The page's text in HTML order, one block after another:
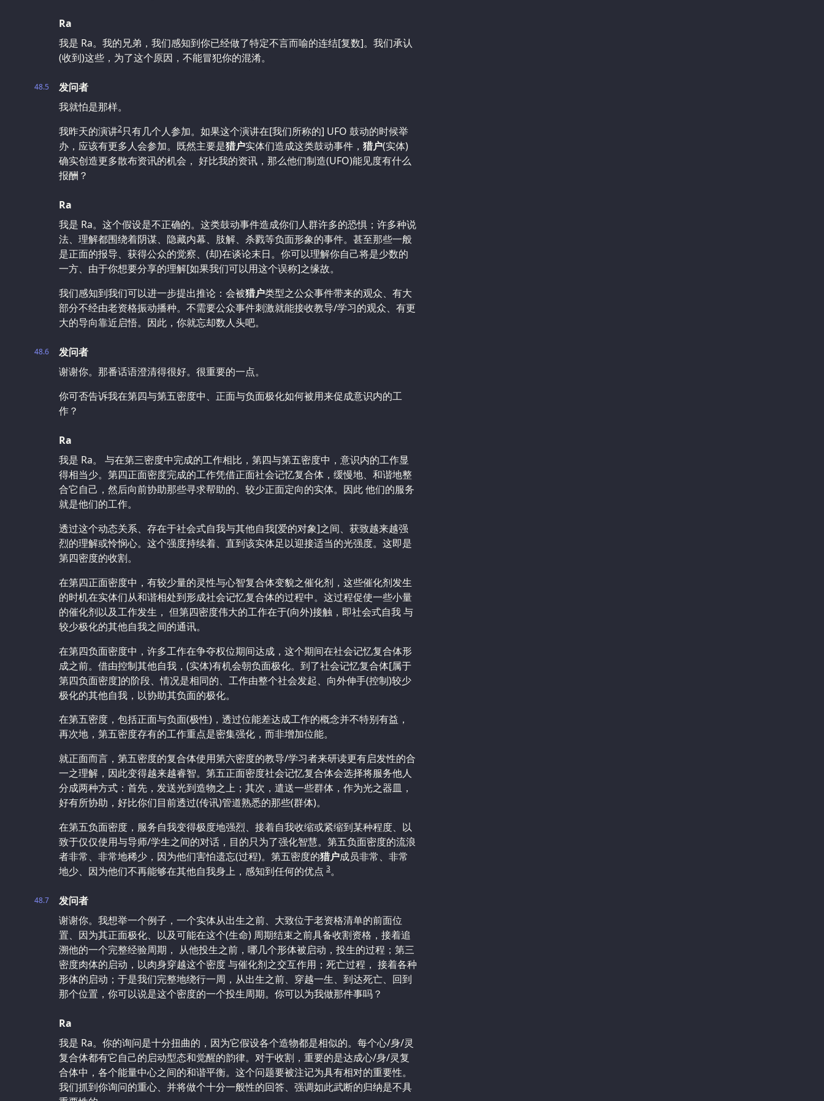
Ra
我是 Ra。我的兄弟，我们感知到你已经做了特定不言而喻的连结[复数]。我们承认
(收到)这些，为了这个原因，不能冒犯你的混淆。
48.5
发问者
我就怕是那样。
我昨天的演讲2只有几个人参加。如果这个演讲在[我们所称的] UFO 鼓动的时候举
办，应该有更多人会参加。既然主要是猎户实体们造成这类鼓动事件， 猎户(实体)
确实创造更多散布资讯的机会， 好比我的资讯，那么他们制造(UFO)能见度有什么
报酬？
Ra
我是 Ra。这个假设是不正确的。这类鼓动事件造成你们人群许多的恐惧；许多种说
法、理解都围绕着阴谋、隐藏内幕、肢解、杀戮等负面形象的事件。甚至那些一般
是正面的报导、获得公众的觉察、(却)在谈论末日。你可以理解你自己将是少数的
一方、由于你想要分享的理解[如果我们可以用这个误称]之缘故。
我们感知到我们可以进一步提出推论：会被猎户类型之公众事件带来的观众、有大
部分不经由老资格振动播种。不需要公众事件刺激就能接收教导/学习的观众、有更
大的导向靠近启悟。因此，你就忘却数人头吧。
48.6
发问者
谢谢你。那番话语澄清得很好。很重要的一点。
你可否告诉我在第四与第五密度中、正面与负面极化如何被用来促成意识内的工
作？
Ra
我是 Ra。 与在第三密度中完成的工作相比，第四与第五密度中，意识内的工作显
得相当少。第四正面密度完成的工作凭借正面社会记忆复合体，缓慢地、和谐地整
合它自己，然后向前协助那些寻求帮助的、较少正面定向的实体。因此 他们的服务
就是他们的工作。
透过这个动态关系、存在于社会式自我与其他自我[爱的对象]之间、获致越来越强
烈的理解或怜悯心。这个强度持续着、直到该实体足以迎接适当的光强度。这即是
第四密度的收割。
在第四正面密度中，有较少量的灵性与心智复合体变貌之催化剂，这些催化剂发生
的时机在实体们从和谐相处到形成社会记忆复合体的过程中。这过程促使一些小量
的催化剂以及工作发生， 但第四密度伟大的工作在于(向外)接触，即社会式自我 与
较少极化的其他自我之间的通讯。
在第四负面密度中，许多工作在争夺权位期间达成，这个期间在社会记忆复合体形
成之前。借由控制其他自我，(实体)有机会朝负面极化。到了社会记忆复合体[属于
第四负面密度]的阶段、情况是相同的、工作由整个社会发起、向外伸手(控制)较少
极化的其他自我，以协助其负面的极化。
在第五密度，包括正面与负面(极性)，透过位能差达成工作的概念并不特别有益，
再次地，第五密度存有的工作重点是密集强化，而非增加位能。
就正面而言，第五密度的复合体使用第六密度的教导/学习者来研读更有启发性的合
一之理解，因此变得越来越睿智。第五正面密度社会记忆复合体会选择将服务他人
分成两种方式：首先，发送光到造物之上；其次，遣送一些群体，作为光之器皿，
好有所协助，好比你们目前透过(传讯)管道熟悉的那些(群体)。
在第五负面密度，服务自我变得极度地强烈、接着自我收缩或紧缩到某种程度、以
致于仅仅使用与导师/学生之间的对话，目的只为了强化智慧。第五负面密度的流浪
者非常、非常地稀少，因为他们害怕遗忘(过程)。第五密度的猎户成员非常、非常
地少、因为他们不再能够在其他自我身上，感知到任何的优点 3。
48.7
发问者
谢谢你。我想举一个例子，一个实体从出生之前、大致位于老资格清单的前面位
置、因为其正面极化、以及可能在这个(生命) 周期结束之前具备收割资格，接着追
溯他的一个完整经验周期， 从他投生之前，哪几个形体被启动，投生的过程；第三
密度肉体的启动，以肉身穿越这个密度 与催化剂之交互作用；死亡过程， 接着各种
形体的启动；于是我们完整地绕行一周，从出生之前、穿越一生、到达死亡、回到
那个位置，你可以说是这个密度的一个投生周期。你可以为我做那件事吗？
Ra
我是 Ra。你的询问是十分扭曲的，因为它假设各个造物都是相似的。每个心/身/灵
复合体都有它自己的启动型态和觉醒的韵律。对于收割，重要的是达成心/身/灵复
合体中，各个能量中心之间的和谐平衡。这个问题要被注记为具有相对的重要性。
我们抓到你询问的重心、并将做个十分一般性的回答、强调如此武断的归纳是不具